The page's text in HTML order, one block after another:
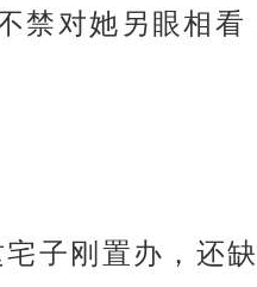
禁对她另眼相看
子刚置办，还